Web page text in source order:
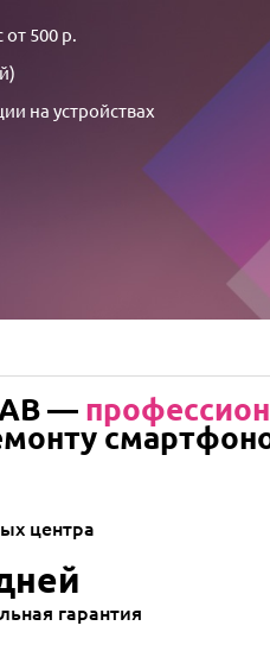
500 р.
на устройствах
—
центра
гарантия